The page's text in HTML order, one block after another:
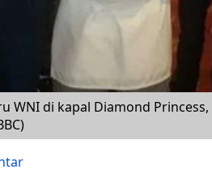
WNI di kapal Diamond